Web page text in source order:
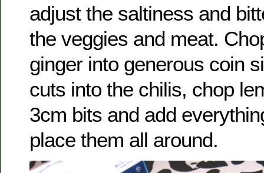
adjust the saltiness and
the veggies and meat.
ginger into generous coin
cuts into the chilis, chop
3cm bits and add
place them all around.